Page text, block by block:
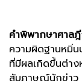
คำพิพากษาศาล
ความผิดฐานหมิ่
ที่มีผลเกิดขึ้นต่
สัมภาษณ์นักข่าว